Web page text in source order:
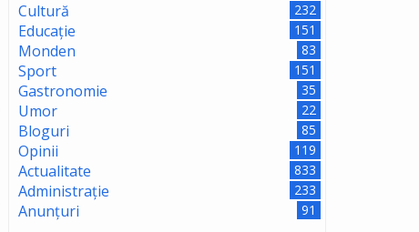
Cultură 232
Educație 151
Monden 83
Sport 151
Gastronomie 35
Umor 22
Bloguri 85
Opinii 119
Actualitate 833
Administrație 233
Anunțuri 91